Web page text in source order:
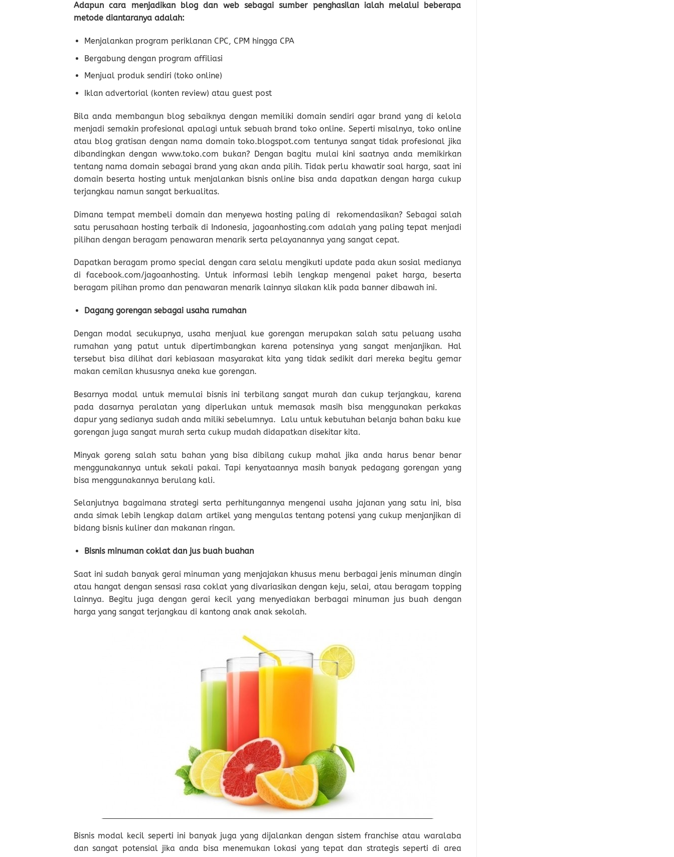
Adapun cara menjadikan blog dan web sebagai sumber penghasilan ialah melalui beberapa
metode diantaranya adalah:
Menjalankan program periklanan CPC, CPM hingga CPA
Bergabung dengan program affiliasi
Menjual produk sendiri (toko online)
Iklan advertorial (konten review) atau guest post
Bila anda membangun blog sebaiknya dengan memiliki domain sendiri agar brand yang di kelola
menjadi semakin profesional apalagi untuk sebuah brand toko online. Seperti misalnya, toko online
atau blog gratisan dengan nama domain toko.blogspot.com tentunya sangat tidak profesional jika
dibandingkan dengan www.toko.com bukan? Dengan bagitu mulai kini saatnya anda memikirkan
tentang nama domain sebagai brand yang akan anda pilih. Tidak perlu khawatir soal harga, saat ini
domain beserta hosting untuk menjalankan bisnis online bisa anda dapatkan dengan harga cukup
terjangkau namun sangat berkualitas.
Dimana tempat membeli domain dan menyewa hosting paling di rekomendasikan? Sebagai salah
satu perusahaan hosting terbaik di Indonesia, jagoanhosting.com adalah yang paling tepat menjadi
pilihan dengan beragam penawaran menarik serta pelayanannya yang sangat cepat.
Dapatkan beragam promo special dengan cara selalu mengikuti update pada akun sosial medianya
di facebook.com/jagoanhosting. Untuk informasi lebih lengkap mengenai paket harga, beserta
beragam pilihan promo dan penawaran menarik lainnya silakan klik pada banner dibawah ini.
Dagang gorengan sebagai usaha rumahan
Dengan modal secukupnya, usaha menjual kue gorengan merupakan salah satu peluang usaha
rumahan yang patut untuk dipertimbangkan karena potensinya yang sangat menjanjikan. Hal
tersebut bisa dilihat dari kebiasaan masyarakat kita yang tidak sedikit dari mereka begitu gemar
makan cemilan khususnya aneka kue gorengan.
Besarnya modal untuk memulai bisnis ini terbilang sangat murah dan cukup terjangkau, karena
pada dasarnya peralatan yang diperlukan untuk memasak masih bisa menggunakan perkakas
dapur yang sedianya sudah anda miliki sebelumnya. Lalu untuk kebutuhan belanja bahan baku kue
gorengan juga sangat murah serta cukup mudah didapatkan disekitar kita.
Minyak goreng salah satu bahan yang bisa dibilang cukup mahal jika anda harus benar benar
menggunakannya untuk sekali pakai. Tapi kenyataannya masih banyak pedagang gorengan yang
bisa menggunakannya berulang kali.
Selanjutnya bagaimana strategi serta perhitungannya mengenai usaha jajanan yang satu ini, bisa
anda simak lebih lengkap dalam artikel yang mengulas tentang potensi yang cukup menjanjikan di
bidang bisnis kuliner dan makanan ringan.
Bisnis minuman coklat dan jus buah buahan
Saat ini sudah banyak gerai minuman yang menjajakan khusus menu berbagai jenis minuman dingin
atau hangat dengan sensasi rasa coklat yang divariasikan dengan keju, selai, atau beragam topping
lainnya. Begitu juga dengan gerai kecil yang menyediakan berbagai minuman jus buah dengan
harga yang sangat terjangkau di kantong anak anak sekolah.
Bisnis modal kecil seperti ini banyak juga yang dijalankan dengan sistem franchise atau waralaba
dan sangat potensial jika anda bisa menemukan lokasi yang tepat dan strategis seperti di area